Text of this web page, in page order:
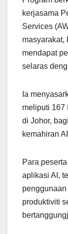
kerjasama
Services
masyarakat,
mendapat
selaras
Ia
meliputi 167
di Johor,
kemahiran
Para
aplikasi AI,
produktiviti